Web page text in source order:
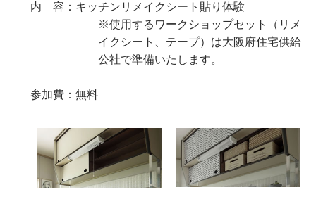
内 容 ： キッチンリメイクシート貼り体験
※使用するワークショップセット（リメ
イクシート、テープ）は大阪府住宅供給
公社で準備いたします。
参加費 ：無料